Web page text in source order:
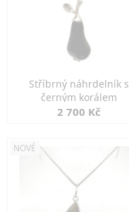
Stříbrný náhrdelník s
černým korálem
2 700 Kč
NOVÉ